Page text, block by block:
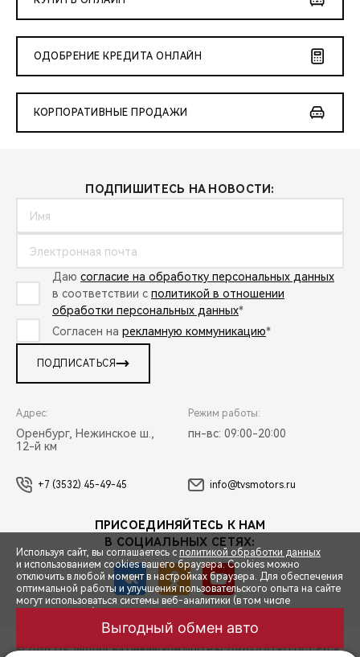
СПЕЦПРЕДЛОЖЕНИЯ
ЗАПИСЬ НА ТЕСТ-ДРАЙВ
ОДОБРЕНИЕ КРЕДИТА ОНЛАЙН
КОРПОРАТИВНЫЕ ПРОДАЖИ
ПОДПИШИТЕСЬ НА НОВОСТИ:
Даю согласие на обработку персональных данных
в соответствии с политикой в отношении
обработки персональных данных*
Согласен на рекламную коммуникацию*
ПОДПИСАТЬСЯ
Адрес:
Оренбург, Нежинское ш.,
12-й км
Режим работы:
пн-вс: 09:00-20:00
+7 (3532) 45-49-45 info@tvsmotors.ru
ПРИСОЕДИНЯЙТЕСЬ К НАМ
В СОЦИАЛЬНЫХ СЕТЯХ:
© 2026 ТВС Моторс на Нежинском шоссе © 2026 ООО «ТЕНЕТ РУС»
Используя сайт, вы соглашаетесь с политикой обработки данных
и использованием cookies вашего браузера. Cookies можно
отключить в любой момент в настройках браузера. Для обеспечения
оптимальной работы и улучшения пользовательского опыта на сайте
могут использоваться системы веб-аналитики (в том числе
с применением указанных технологий и размещением cookie-
Выгодный обмен авто